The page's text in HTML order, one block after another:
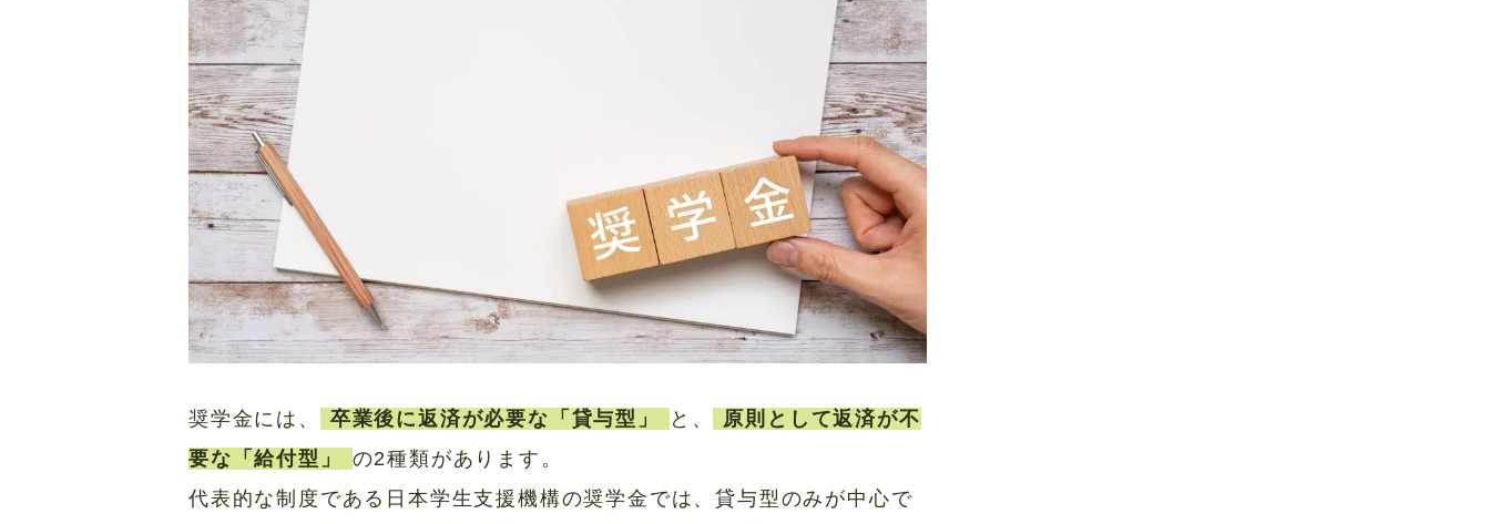
奨学金には、 卒業後に返済が必要な「貸与型」 と、
原則として返済が不
要な「給付型」
の2種類があります。
代表的な制度である日本学生支援機構の奨学金では、貸与型のみが中心で